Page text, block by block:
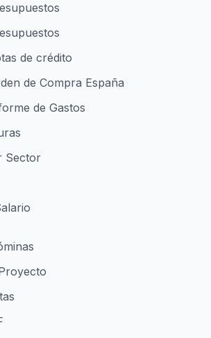
de crédito
de Compra España
de Gastos
Sector